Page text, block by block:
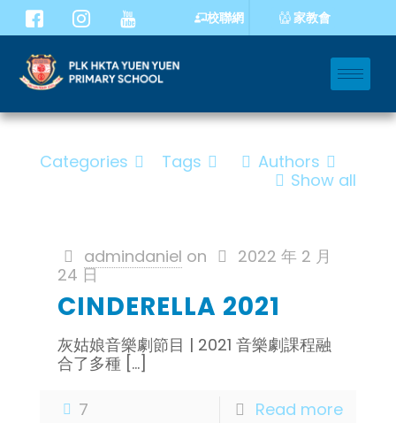
校聯網 家教會
Categories Tags
Authors
Show all
admindaniel on
2022 年 2 月
24 日
CINDERELLA 2021
灰姑娘音樂劇節目 | 2021 音樂劇課程融
合了多種 […]
7 Read more